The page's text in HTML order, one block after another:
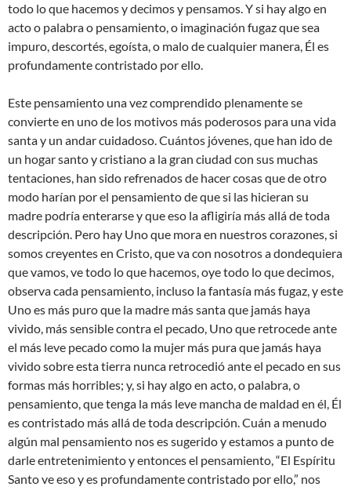
todo lo que hacemos y decimos y pensamos. Y si hay algo en
acto o palabra o pensamiento, o imaginación fugaz que sea
impuro, descortés, egoísta, o malo de cualquier manera, Él es
profundamente contristado por ello. ​
Este pensamiento una vez comprendido plenamente se
convierte en uno de los motivos más poderosos para una vida
santa y un andar cuidadoso. Cuántos jóvenes, que han ido de
un hogar santo y cristiano a la gran ciudad con sus muchas
tentaciones, han sido refrenados de hacer cosas que de otro
modo harían por el pensamiento de que si las hicieran su
madre podría enterarse y que eso la afligiría más allá de toda
descripción. Pero hay Uno que mora en nuestros corazones, si
somos creyentes en Cristo, que va con nosotros a dondequiera
que vamos, ve todo lo que hacemos, oye todo lo que decimos,
observa cada pensamiento, incluso la fantasía más fugaz, y este
Uno es más puro que la madre más santa que jamás haya
vivido, más sensible contra el pecado, Uno que retrocede ante
el más leve pecado como la mujer más pura que jamás haya
vivido sobre esta tierra nunca retrocedió ante el pecado en sus
formas más horribles; y, si hay algo en acto, o palabra, o
pensamiento, que tenga la más leve mancha de maldad en él, Él
es contristado más allá de toda descripción. Cuán a menudo
algún mal pensamiento nos es sugerido y estamos a punto de
darle entretenimiento y entonces el pensamiento, “El Espíritu
Santo ve eso y es profundamente contristado por ello,” nos